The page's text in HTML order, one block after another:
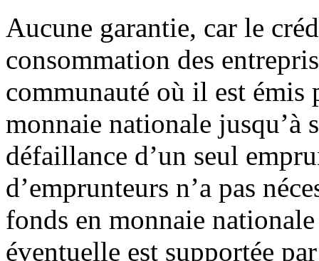
Aucune garantie, car le
consommation des
communauté où il est
monnaie nationale jusqu’à
défaillance d’un seul
d’emprunteurs n’a pas
fonds en monnaie
éventuelle est supportée